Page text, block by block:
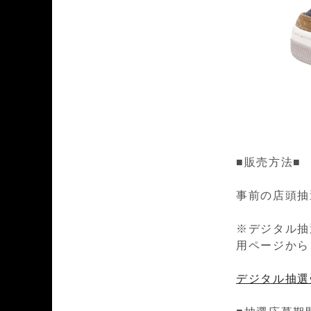
■販売方法■
事前の店頭
※デジタル抽
用ページか
デジタル抽